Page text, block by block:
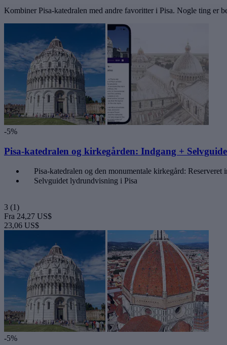
Kombiner Pisa-katedralen med andre favoritter i Pisa. Nogle ting er
-5%
Pisa-katedralen og kirkegården: Indgang +
Pisa-katedralen og den monumentale kirkegård: Reserveret
Selvguidet lydrundvisning i Pisa
3 (1)
Fra 24,27 US$
23,06 US$
-5%